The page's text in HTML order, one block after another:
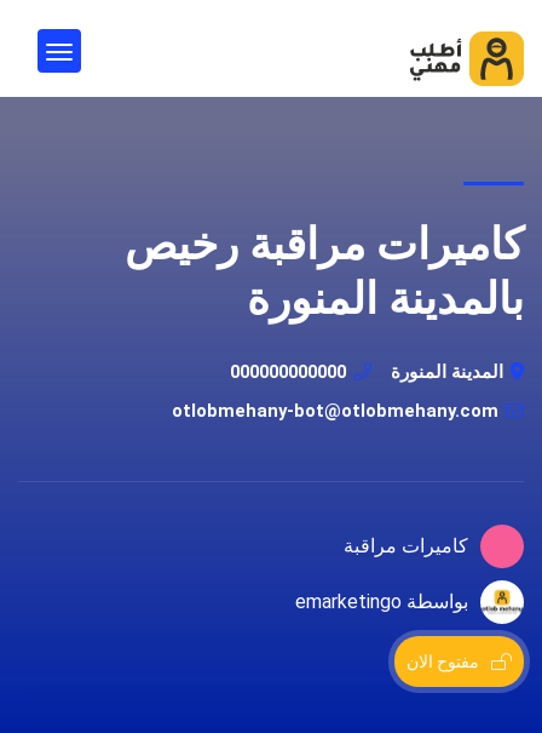
كاميرات مراقبة رخيص
بالمدينة المنورة
المدينة المنورة
000000000000
otlobmehany-bot@otlobmehany.com
كاميرات مراقبة
بواسطة emarketingo
مفتوح الان